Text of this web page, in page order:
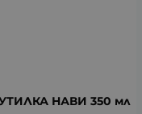
НАВИ 350 мл